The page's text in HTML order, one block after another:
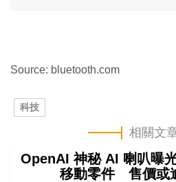
Source: bluetooth.com
科技
相關文
OpenAI 神秘 AI 喇叭曝
移動零件 售價或